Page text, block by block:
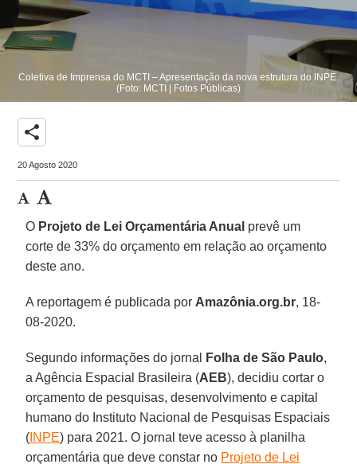
Coletiva de Imprensa do MCTI – Apresentação da nova estrutura do INPE.
(Foto: MCTI | Fotos Públicas)
share
20 Agosto 2020
O Projeto de Lei Orçamentária Anual prevê um
corte de 33% do orçamento em relação ao orçamento
deste ano.
A reportagem é publicada por Amazônia.org.br, 18-
08-2020.
Segundo informações do jornal Folha de São Paulo,
a Agência Espacial Brasileira (AEB), decidiu cortar o
orçamento de pesquisas, desenvolvimento e capital
humano do Instituto Nacional de Pesquisas Espaciais
( INPE) para 2021. O jornal teve acesso à planilha
orçamentária que deve constar no Projeto de Lei